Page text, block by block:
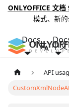
ONLYOFFICE 文档
模式、新
Docs
中文
API